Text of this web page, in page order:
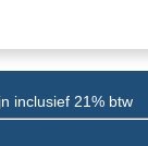
inclusief 21% btw